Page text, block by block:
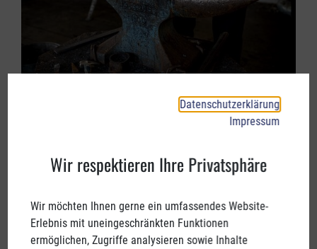
Datenschutzerklärung
Impressum
Wir respektieren Ihre Privatsphäre
Wir möchten Ihnen gerne ein umfassendes Website-
Erlebnis mit uneingeschränkten Funktionen
ermöglichen, Zugriffe analysieren sowie Inhalte